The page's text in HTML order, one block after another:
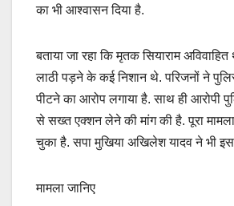
का भी आश्वासन दिया है.
बताया जा रहा कि मृतक सियाराम
लाठी पड़ने के कई निशान थे. परिजनों ने
पीटने का आरोप लगाया है. साथ ही आरोपी
से सख्त एक्शन लेने की मांग की है. पूरा
चुका है. सपा मुखिया अखिलेश यादव ने भी
मामला जानिए